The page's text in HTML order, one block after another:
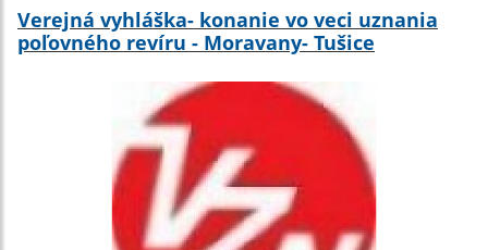
Verejná vyhláška- konanie vo veci uznania
poľovného revíru - Moravany- Tušice